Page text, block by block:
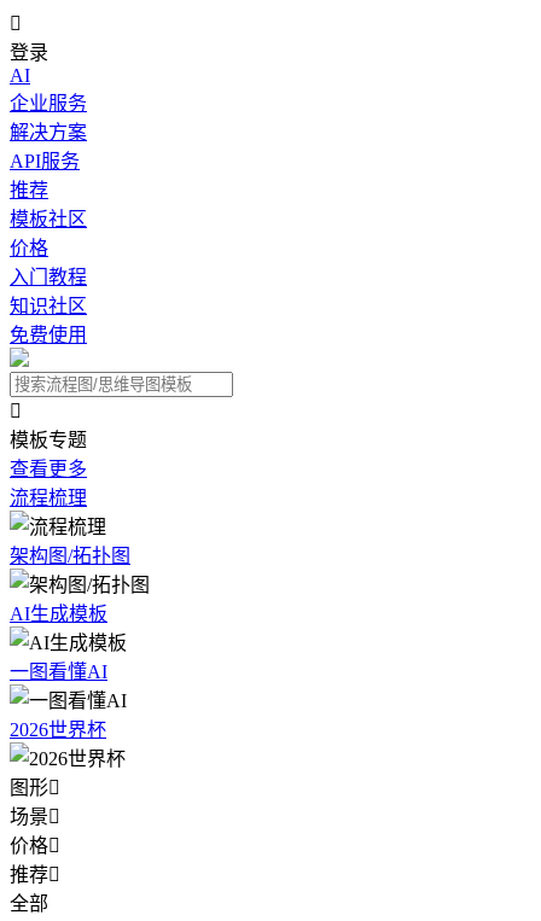

登录
AI
企业服务
解决方案
API服务
推荐
模板社区
价格
入门教程
知识社区
免费使用

模板专题
查看更多
流程梳理
架构图/拓扑图
AI生成模板
一图看懂AI
2026世界杯
图形
场景
价格
推荐
全部